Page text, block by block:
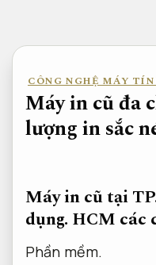
nội
dungCÔNG NGHỆ MÁY
Máy in cũ đa
lượng in sắc
Máy in cũ tại
dụng. HCM các
Phần mềm.